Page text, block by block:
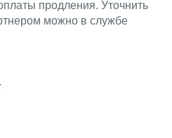
продления. Уточнить
можно в службе